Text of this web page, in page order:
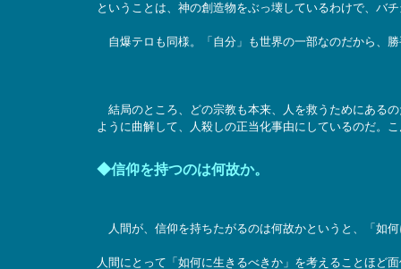
ということは、神の創造物をぶっ壊しているわけで、バ
自爆テロも同様。「自分」も世界の一部なのだから、
結局のところ、どの宗教も本来、人を救うためにある
ように曲解して、人殺しの正当化事由にしているのだ。
◆信仰を持つのは何故か。
人間が、信仰を持ちたがるのは何故かというと、「如
人間にとって「如何に生きるべきか」を考えることほど